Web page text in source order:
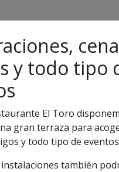
y todo tipo
El Toro
gran terraza para
y todo tipo de
también